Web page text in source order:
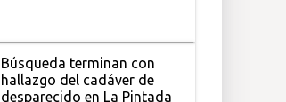
Búsqueda terminan con
hallazgo del cadáver de
desparecido en La Pintada